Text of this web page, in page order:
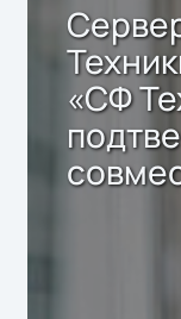
«СФ